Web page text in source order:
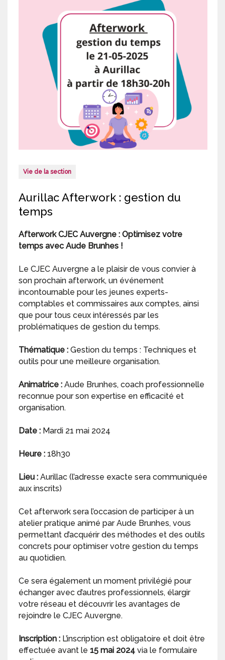
Vie de la section
Aurillac Afterwork : gestion du
temps
Afterwork CJEC Auvergne : Optimisez votre
temps avec Aude Brunhes !
Le CJEC Auvergne a le plaisir de vous convier à
son prochain afterwork, un événement
incontournable pour les jeunes experts-
comptables et commissaires aux comptes, ainsi
que pour tous ceux intéressés par les
problématiques de gestion du temps.
Thématique : Gestion du temps : Techniques et
outils pour une meilleure organisation.
Animatrice : Aude Brunhes, coach professionnelle
reconnue pour son expertise en efficacité et
organisation.
Date : Mardi 21 mai 2024
Heure : 18h30
Lieu : Aurillac (l’adresse exacte sera communiquée
aux inscrits)
Cet afterwork sera l’occasion de participer à un
atelier pratique animé par Aude Brunhes, vous
permettant d’acquérir des méthodes et des outils
concrets pour optimiser votre gestion du temps
au quotidien.
Ce sera également un moment privilégié pour
échanger avec d’autres professionnels, élargir
votre réseau et découvrir les avantages de
rejoindre le CJEC Auvergne.
Inscription : L’inscription est obligatoire et doit être
effectuée avant le 15 mai 2024 via le formulaire